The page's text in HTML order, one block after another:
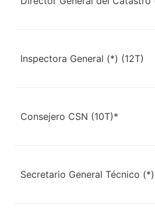
Inspectora General (*) (12T)
Consejero CSN (10T)*
Secretario General Técnico